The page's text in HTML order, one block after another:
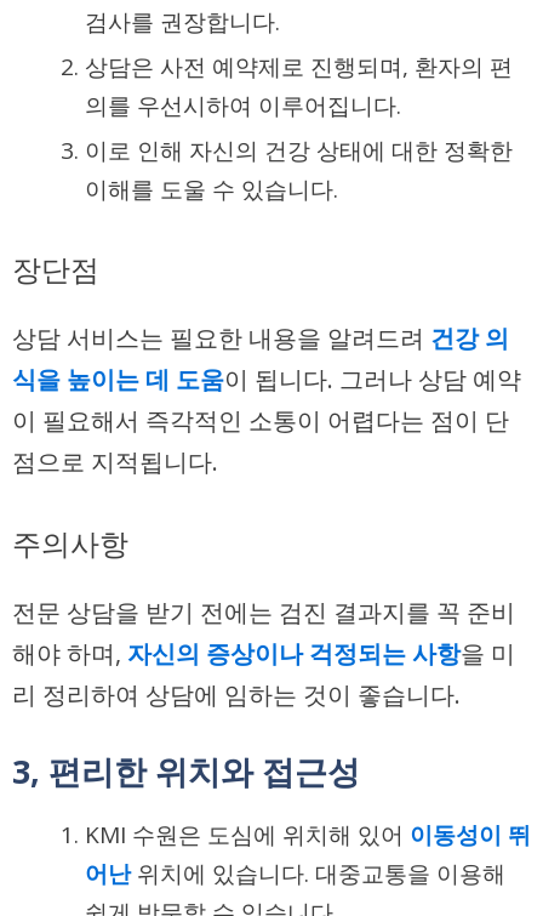
검사를 권장합니다.
상담은 사전 예약제로 진행되며, 환자의 편
의를 우선시하여 이루어집니다.
이로 인해 자신의 건강 상태에 대한 정확한
이해를 도울 수 있습니다.
장단점
상담 서비스는 필요한 내용을 알려드려 건강 의
식을 높이는 데 도움이 됩니다. 그러나 상담 예약
이 필요해서 즉각적인 소통이 어렵다는 점이 단
점으로 지적됩니다.
주의사항
전문 상담을 받기 전에는 검진 결과지를 꼭 준비
해야 하며, 자신의 증상이나 걱정되는 사항을 미
리 정리하여 상담에 임하는 것이 좋습니다.
3, 편리한 위치와 접근성
KMI 수원은 도심에 위치해 있어 이동성이 뛰
어난위치에 있습니다. 대중교통을 이용해